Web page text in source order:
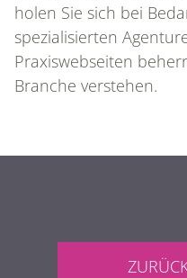
holen Sie sich bei
spezialisierten
Praxiswebseiten
Branche verstehen.